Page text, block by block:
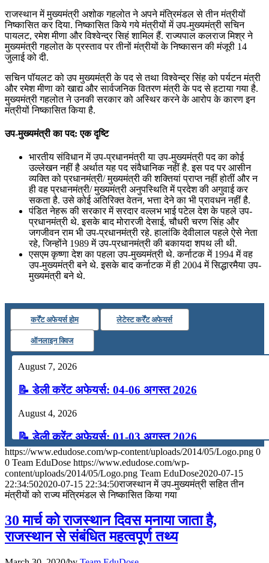
📝 डेली करेंट अफेयर्स: 22-24 जुलाई 2026
July 22, 2026
📝 डेली करेंट अफेयर्स: 19-21 जुलाई 2026
July 19, 2026
📝 डेली करेंट अफेयर्स: 16-18 जुलाई 2026
राजस्‍थान में मुख्‍यमंत्री अशोक गहलोत ने अपने मंत्रिमंडल से तीन मंत्रीयों
निष्कासित कर दिया. निष्कासित किये गये मंत्रीयों में उप-मुख्यमंत्री सचिन
पायलट, रमेश मीणा और विश्‍वेन्‍द्र सिहं शामिल हैं. राज्‍यपाल कलराज मिश्र ने
मुख्‍यमंत्री गहलोत के प्रस्‍ताव पर तीनों मंत्रीयों के निष्कासन की मंजूरी 14
जुलाई को दी.
सचिन पॉयलट को उप मुख्‍यमंत्री के पद से तथा विश्‍वेन्‍द्र सिंह को पर्यटन मंत्री
और रमेश मीणा को खाद्य और सार्वजनिक वितरण मंत्री के पद से हटाया गया है.
मुख्‍यमंत्री गहलोत ने उनकी सरकार को अस्थिर करने के आरोप के कारण इन
मंत्रीयों निष्कासित किया है.
उप-मुख्यमंत्री का पद: एक दृष्टि
भारतीय संविधान में उप-प्रधानमंत्री या उप-मुख्यमंत्री पद का कोई
उल्लेखन नहीं है अर्थात यह पद संवैधानिक नहीं है. इस पद पर आसीन
व्यक्ति को प्रधानमंत्री/ मुख्यमंत्री की शक्तियां प्राप्त नहीं होतीं और न
ही वह प्रधानमंत्री/ मुख्यमंत्री अनुपस्थिति में प्रदेश की अगुवाई कर
सकता है. उसे कोई अतिरिक्त वेतन, भत्ता देने का भी प्रावधन नहीं है.
पंडित नेहरू की सरकार में सरदार वल्लभ भाई पटेल देश के पहले उप-
प्रधानमंत्री थे. इसके बाद मोरारजी देसाई, चौधरी चरण सिंह और
जगजीवन राम भी उप-प्रधानमंत्री रहे. हालांकि देवीलाल पहले ऐसे नेता
रहे, जिन्होंने 1989 में उप-प्रधानमंत्री की बकायदा शपथ ली थी.
एसएम कृष्णा देश का पहला उप-मुख्यमंत्री थे. कर्नाटक में 1994 में वह
उप-मुख्यमंत्री बने थे. इसके बाद कर्नाटक में ही 2004 में सिद्धारमैया उप-
मुख्यमंत्री बने थे.
कर्रेंट अफेयर्स होम लेटेस्ट कर्रेंट अफेयर्स
ऑनलाइन क्विज
August 7, 2026
📝 डेली करेंट अफेयर्स: 04-06 अगस्त 2026
August 4, 2026
📝 डेली करेंट अफेयर्स: 01-03 अगस्त 2026
July 31, 2026
📝 डेली करेंट अफेयर्स: 28-31 जुलाई 2026
📝 डेली करेंट अफेयर्स: 25-27 जुलाई 2026
https://www.edudose.com/wp-content/uploads/2014/05/Logo.png 0
0 Team EduDose https://www.edudose.com/wp-
content/uploads/2014/05/Logo.png Team EduDose2020-07-15
22:34:502020-07-15 22:34:50राजस्‍थान में उप-मुख्यमंत्री सहित तीन
मंत्रीयों को राज्‍य मंत्रिमंडल से निष्कासित किया गया
30 मार्च को राजस्थान दिवस मनाया जाता है,
राजस्थान से संबंधित महत्वपूर्ण तथ्य